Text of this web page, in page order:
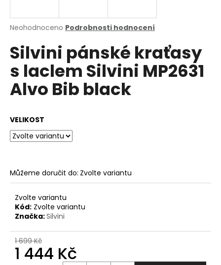
Průměrné
produktu
je
z
hvězdiček.
Neohodnoceno Podrobnosti hodnocení
Silvini pánské kraťasy
s laclem Silvini MP2631
Alvo Bib black
VELIKOST
Můžeme doručit do: Zvolte variantu
Zvolte variantu
Kód: Zvolte variantu
Značka:Silvini
1 699 Kč
1 444 Kč
j
t
?
o
p
u
č
u